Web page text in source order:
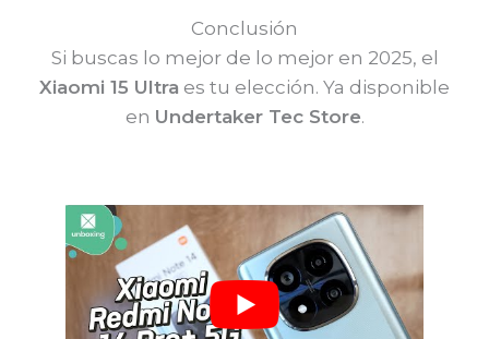
Conclusión
Si buscas lo mejor de lo mejor en 2025, el
Xiaomi 15 Ultra es tu elección. Ya disponible
en Undertaker Tec Store.